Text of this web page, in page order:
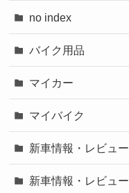
no index
バイク用品
マイカー
マイバイク
新車情報・レビュー
新車情報・レビュー